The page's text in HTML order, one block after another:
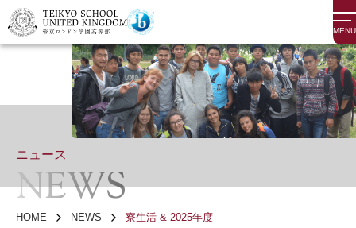
MENU
ニュース
NEWS
HOME NEWS 寮生活 & 2025年度